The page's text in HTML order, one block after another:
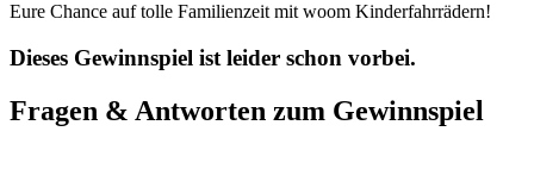
Eure Chance auf tolle Familienzeit mit woom Kinderfahrrädern!
Dieses Gewinnspiel ist leider schon vorbei.
Fragen & Antworten zum Gewinnspiel